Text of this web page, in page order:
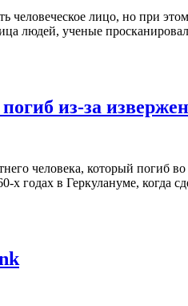
лицо, но при
людей, ученые
из-за
человека, который погиб
х годах в Геркулануме,